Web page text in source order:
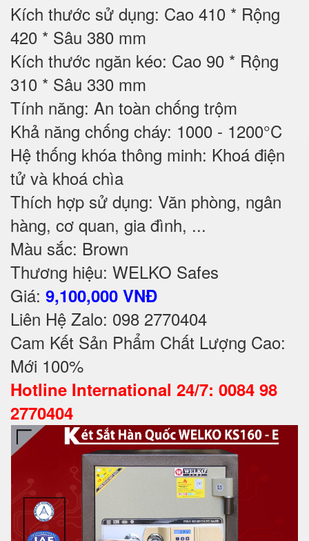
Kích thước sử dụng: Cao 410 * Rộng
420 * Sâu 380 mm
Kích thước ngăn kéo: Cao 90 * Rộng
310 * Sâu 330 mm
Tính năng: An toàn chống trộm
Khả năng chống cháy: 1000 - 1200°C
Hệ thống khóa thông minh: Khoá điện
tử và khoá chìa
Thích hợp sử dụng: Văn phòng, ngân
hàng, cơ quan, gia đình, ...
Màu sắc: Brown
Thương hiệu: WELKO Safes
Giá: 9,100,000 VNĐ
Liên Hệ Zalo: 098 2770404
Cam Kết Sản Phẩm Chất Lượng Cao:
Mới 100%
Hotline International 24/7: 0084 98
2770404